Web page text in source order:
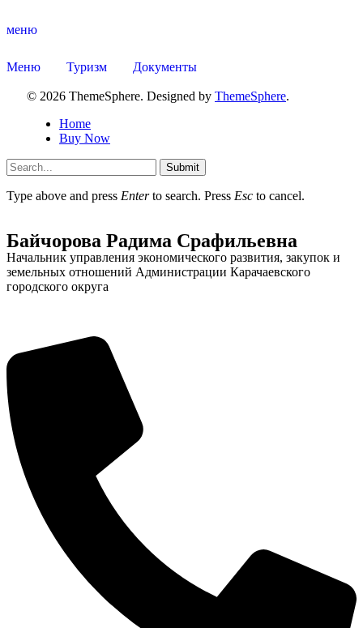
меню
Меню Туризм Документы
© 2026 ThemeSphere. Designed by ThemeSphere.
Home
Buy Now
Submit
Type above and press Enterto search. Press Esc to cancel.
Байчорова Радима Срафильевна
Начальник управления экономического развития, закупок и
земельных отношений Администрации Карачаевского
городского округа